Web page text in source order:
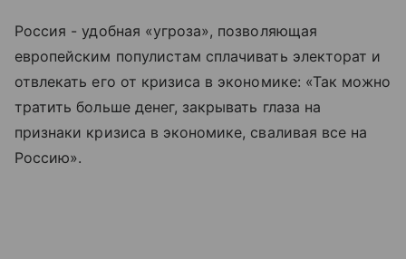
Россия - удобная «угроза», позволяющая
европейским популистам сплачивать электорат и
отвлекать его от кризиса в экономике: «Так можно
тратить больше денег, закрывать глаза на
признаки кризиса в экономике, сваливая все на
Россию».